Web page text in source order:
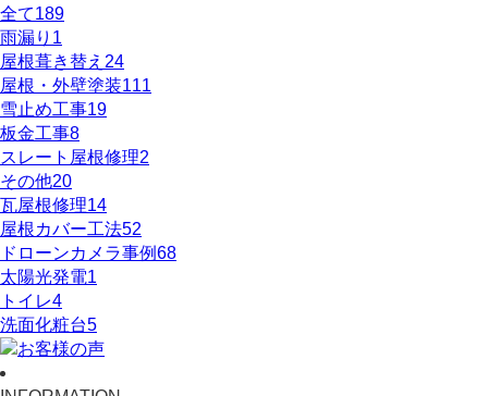
全て189
雨漏り 1
屋根葺き替え 24
屋根・外壁塗装111
雪止め工事19
板金工事8
スレート屋根修理2
その他20
瓦屋根修理14
屋根カバー工法52
ドローンカメラ事例68
太陽光発電1
トイレ4
洗面化粧台5